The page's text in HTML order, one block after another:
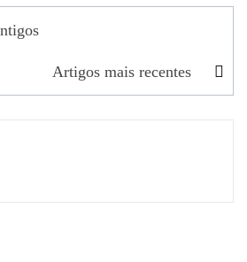
Artigos mais recentes